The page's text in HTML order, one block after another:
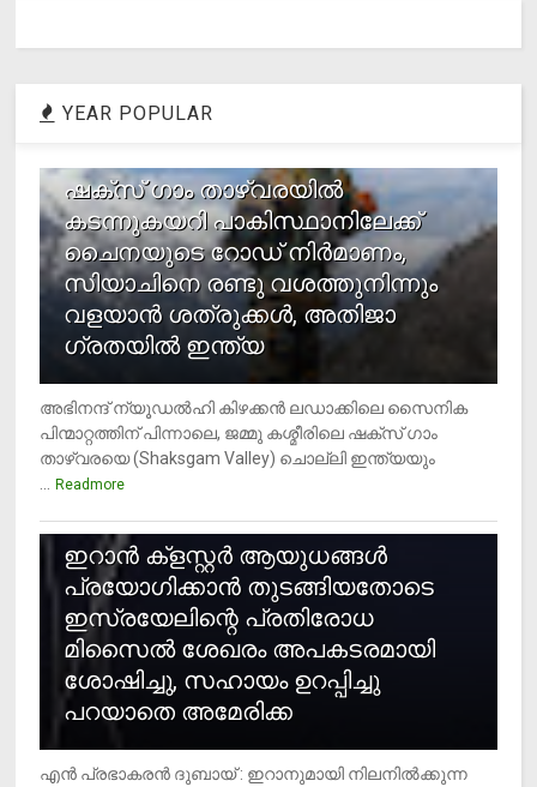
YEAR POPULAR
ഷക്സ് ​ഗാം താഴ്‌വരയിൽ
കടന്നുകയറി പാകിസ്ഥാനിലേക്ക്
ചൈനയുടെ റോഡ് നിർമാണം,
സിയാചിനെ രണ്ടു വശത്തുനിന്നും
വളയാൻ ശത്രുക്കൾ, അതിജാ​
ഗ്രതയിൽ ഇന്ത്യ
അഭിനന്ദ് ന്യൂഡൽഹി കിഴക്കൻ ലഡാക്കിലെ സൈനിക
പിന്മാറ്റത്തിന് പിന്നാലെ, ജമ്മു കശ്മീരിലെ ഷക്സ് ​ഗാം
താഴ്‌വരയെ (Shaksgam Valley) ചൊല്ലി ഇന്ത്യയും
Readmore
ഇറാന്‍ ക്‌ളസ്റ്റര്‍ ആയുധങ്ങള്‍
പ്രയോഗിക്കാന്‍ തുടങ്ങിയതോടെ
ഇസ്രയേലിന്റെ പ്രതിരോധ
മിസൈല്‍ ശേഖരം അപകടരമായി
ശോഷിച്ചു, സഹായം ഉറപ്പിച്ചു
പറയാതെ അമേരിക്ക
എന്‍ പ്രഭാകരന്‍ ദുബായ് : ഇറാനുമായി നിലനില്‍ക്കുന്ന